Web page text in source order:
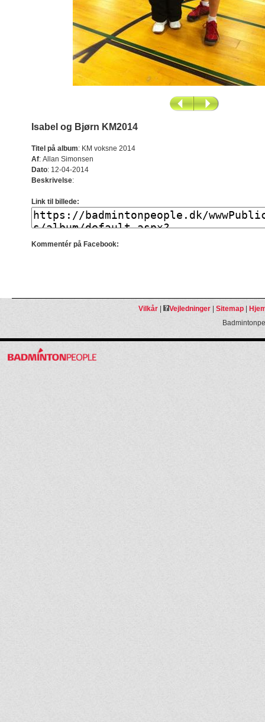
Isabel og Bjørn KM2014
Titel på album: KM voksne 2014
Af: Allan Simonsen
Dato: 12-04-2014
Beskrivelse:
Link til billede:
Kommentér på Facebook:
Vilkår| Vejledninger| Sitemap|